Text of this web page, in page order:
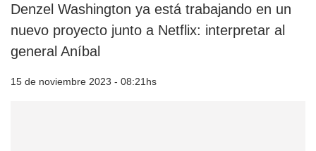
Denzel Washington ya está trabajando en un
nuevo proyecto junto a Netflix: interpretar al
general Aníbal
15 de noviembre 2023 - 08:21hs